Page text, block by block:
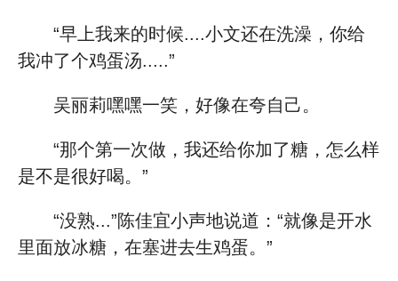
“早上我来的时候....小文还在洗澡，你给
我冲了个鸡蛋汤.....”
吴丽莉嘿嘿一笑，好像在夸自己。
“那个第一次做，我还给你加了糖，怎么样
是不是很好喝。”
“没熟...”陈佳宜小声地说道：“就像是开水
里面放冰糖，在塞进去生鸡蛋。”